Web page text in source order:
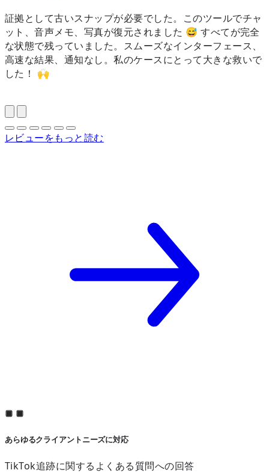
証拠として古いスナップが必要でした。このツールでチャ
ット、音声メモ、写真が復元されました 😅 すべてが完全
な状態で残っていました。スムーズなインターフェース、
高速な結果、通知なし。私のケースにとって大きな救いで
した！ 🙌
レビューをもっと読む
あらゆるクライアントニーズに対応
TikTok追跡に関するよくある質問への回答